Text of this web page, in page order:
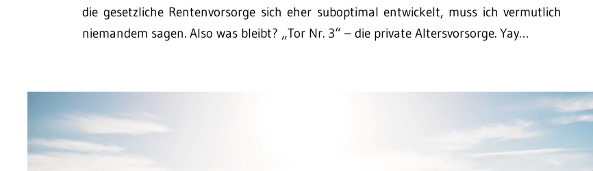
die gesetzliche Rentenvorsorge sich eher suboptimal entwickelt, muss ich vermutlich
niemandem sagen. Also was bleibt? „Tor Nr. 3“ – die private Altersvorsorge. Yay…